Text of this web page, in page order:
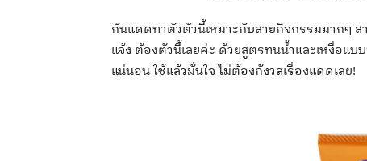
กันแดดทาตัวตัวนี้เหมาะกับสายกิจกรรมมากๆ
แจ้ง ต้องตัวนี้เลยค่ะ ด้วยสูตรทนน้ำและเหงื่อแ
แน่นอน ใช้แล้วมั่นใจ ไม่ต้องกังวลเรื่องแดดเลย!